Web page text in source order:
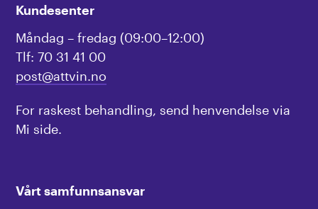
Kundesenter
Måndag – fredag (09:00–12:00)
Tlf: 70 31 41 00
post@attvin.no
For raskest behandling, send henvendelse via
Mi side.
Vårt samfunnsansvar